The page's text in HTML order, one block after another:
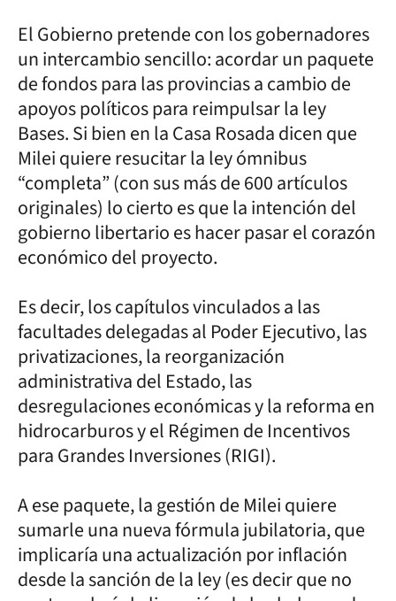
El Gobierno pretende con los gobernadores
un intercambio sencillo: acordar un paquete
de fondos para las provincias a cambio de
apoyos políticos para reimpulsar la ley
Bases. Si bien en la Casa Rosada dicen que
Milei quiere resucitar la ley ómnibus
“completa” (con sus más de 600 artículos
originales) lo cierto es que la intención del
gobierno libertario es hacer pasar el corazón
económico del proyecto.
Es decir, los capítulos vinculados a las
facultades delegadas al Poder Ejecutivo, las
privatizaciones, la reorganización
administrativa del Estado, las
desregulaciones económicas y la reforma en
hidrocarburos y el Régimen de Incentivos
para Grandes Inversiones (RIGI).
A ese paquete, la gestión de Milei quiere
sumarle una nueva fórmula jubilatoria, que
implicaría una actualización por inflación
desde la sanción de la ley (es decir que no